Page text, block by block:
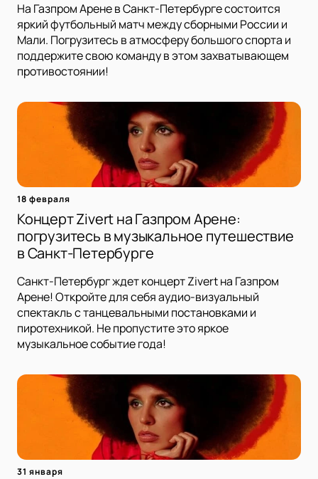
На Газпром Арене в Санкт-Петербурге состоится
яркий футбольный матч между сборными России и
Мали. Погрузитесь в атмосферу большого спорта и
поддержите свою команду в этом захватывающем
противостоянии!
18 февраля
Концерт Zivert на Газпром Арене:
погрузитесь в музыкальное путешествие
в Санкт-Петербурге
Санкт-Петербург ждет концерт Zivert на Газпром
Арене! Откройте для себя аудио-визуальный
спектакль с танцевальными постановками и
пиротехникой. Не пропустите это яркое
музыкальное событие года!
31 января